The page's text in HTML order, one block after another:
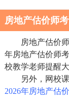
房地产估价师
房地产估价师
年房地产估价师
校教学老师提醒
另外，网校课
2026年房地产估